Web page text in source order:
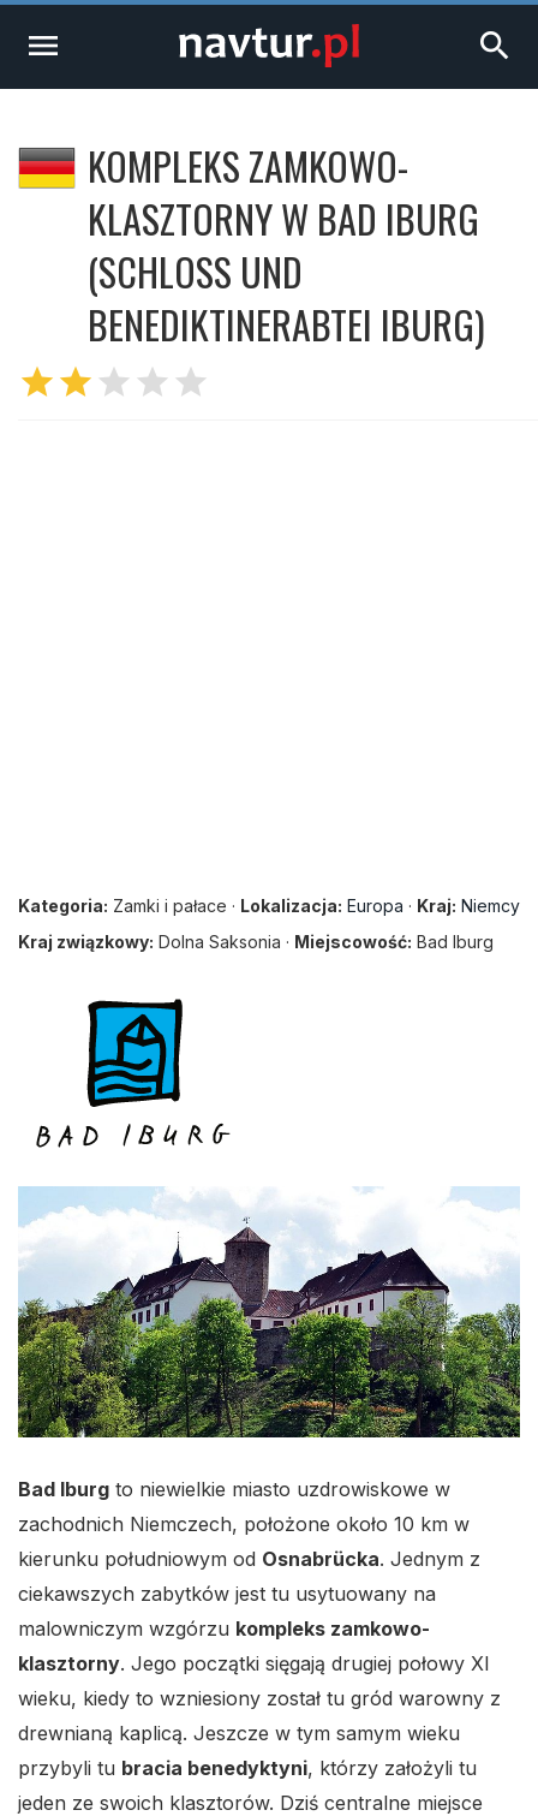
menu search
KOMPLEKS ZAMKOWO-
KLASZTORNY W BAD IBURG
(SCHLOSS UND
BENEDIKTINERABTEI IBURG)
starstar star star star
Kategoria: Zamki i pałace · Lokalizacja: Europa · Kraj: Niemcy
Kraj związkowy: Dolna Saksonia · Miejscowość: Bad Iburg
Bad Iburg to niewielkie miasto uzdrowiskowe w
zachodnich Niemczech, położone około 10 km w
kierunku południowym od Osnabrücka. Jednym z
ciekawszych zabytków jest tu usytuowany na
malowniczym wzgórzu kompleks zamkowo-
klasztorny. Jego początki sięgają drugiej połowy XI
wieku, kiedy to wzniesiony został tu gród warowny z
drewnianą kaplicą. Jeszcze w tym samym wieku
przybyli tu bracia benedyktyni, którzy założyli tu
jeden ze swoich klasztorów. Dziś centralne miejsce